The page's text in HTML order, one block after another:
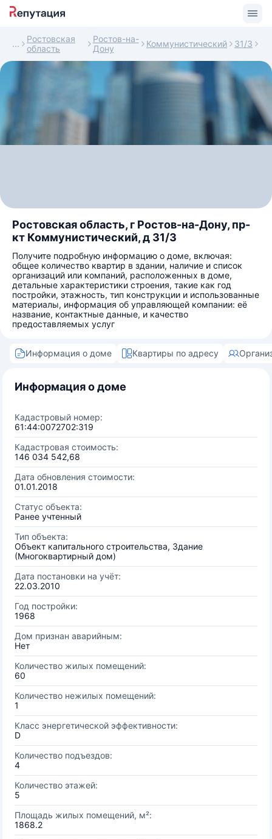
Ростовская
область
Ростов-на-
Дону
Коммунистический 31/3
Ростовская область, г Ростов-на-Дону, пр-
кт Коммунистический, д 31/3
Получите подробную информацию о доме, включая:
общее количество квартир в здании, наличие и список
организаций или компаний, расположенных в доме,
детальные характеристики строения, такие как год
постройки, этажность, тип конструкции и использованные
материалы, информация об управляющей компании: её
название, контактные данные, и качество
предоставляемых услуг
Информация о доме Квартиры по адресу
Информация о доме
Кадастровый номер:
61:44:0072702:319
Кадастровая стоимость:
146 034 542,68
Дата обновления стоимости:
01.01.2018
Статус объекта:
Ранее учтенный
Тип объекта:
Объект капитального строительства, Здание
(Многоквартирный дом)
Дата постановки на учёт:
22.03.2010
Год постройки:
1968
Дом признан аварийным:
Нет
Количество жилых помещений:
60
Количество нежилых помещений:
1
Класс энергетической эффективности:
D
Количество подъездов:
4
Количество этажей:
5
Площадь жилых помещений, м²:
1868.2